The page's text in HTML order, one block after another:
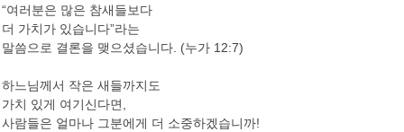
“여러분은 많은 참새들보다
더 가치가 있습니다”라는
말씀으로 결론을 맺으셨습니다. (누가 12:7)
하느님께서 작은 새들까지도
가치 있게 여기신다면,
사람들은 얼마나 그분에게 더 소중하겠습니까!